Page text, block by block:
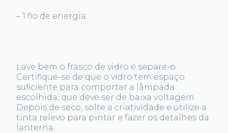
– 1 fio de energia.
Lave bem o frasco de vidro e separe-o.
Certifique-se de que o vidro tem espaço
suficiente para comportar a lâmpada
escolhida, que deve ser de baixa voltagem.
Depois de seco, solte a criatividade e utilize a
tinta relevo para pintar e fazer os detalhes da
lanterna.